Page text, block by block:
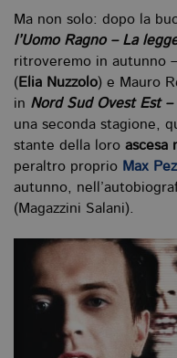
Ma non solo: dopo la
l’Uomo Ragno – La
ritroveremo in autunno
( Elia Nuzzolo) e Mauro
in Nord Sud Ovest Est
una seconda stagione,
stante della loro ascesa
peraltro proprio Max
autunno,
(Magazzini Salani).